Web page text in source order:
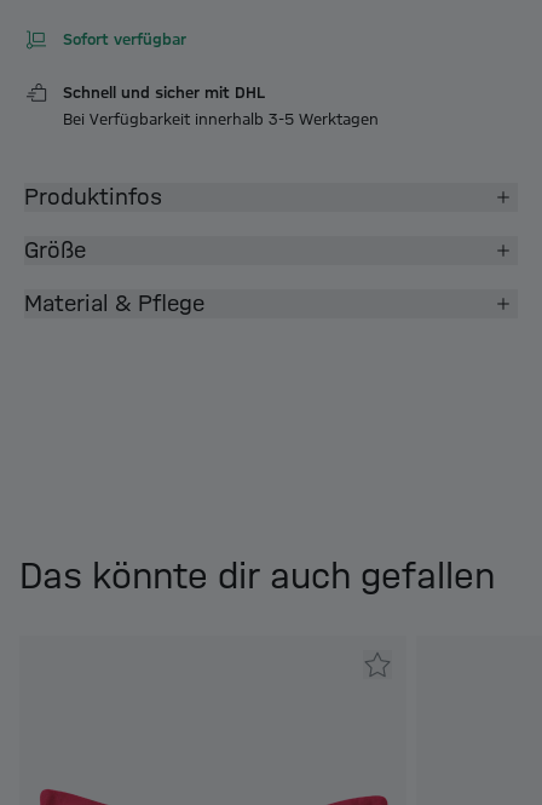
Sofort verfügbar
Schnell und sicher mit DHL
Bei Verfügbarkeit innerhalb 3-5 Werktagen
Produktinfos
Größe
Material & Pflege
Das könnte dir auch gefallen